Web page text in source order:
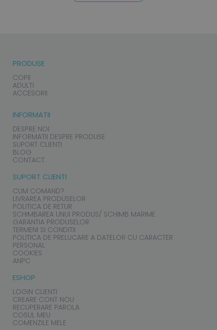
PRODUSE
COPII
ADULTI
ACCESORII
INFORMATII
DESPRE NOI
INFORMATII DESPRE PRODUSE
SUPORT CLIENTI
BLOG
CONTACT
SUPORT CLIENTI
CUM COMAND?
LIVRAREA PRODUSELOR
POLITICA DE RETUR
SCHIMBAREA UNUI PRODUS/ SCHIMB MARIME
GARANTIA PRODUSELOR
TERMENI SI CONDITII
POLITICA DE PRELUCARE A DATELOR CU CARACTER
PERSONAL
COOKIES
ANPC
ESHOP
LOGIN CLIENTI
CREARE CONT NOU
RECUPERARE PAROLA
COSUL MEU
COMENZILE MELE